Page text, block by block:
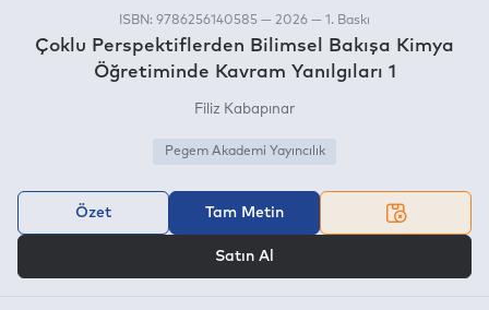
ISBN: 9786256140585 — 2026 — 1. Baskı
Çoklu Perspektiflerden Bilimsel Bakışa Kimya
Öğretiminde Kavram Yanılgıları 1
Filiz Kabapınar
Pegem Akademi Yayıncılık
Özet Tam Metin
Satın Al